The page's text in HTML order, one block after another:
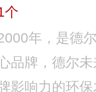
个
年，是德
品牌，德尔
影响力的环